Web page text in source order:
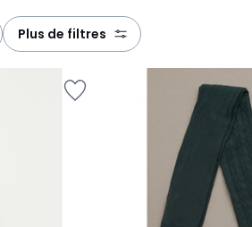
plus de filtres